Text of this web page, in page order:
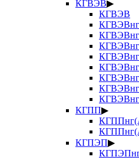
КГВЭВ▶
КГВЭВ
КГПП▶
КГПЭП▶